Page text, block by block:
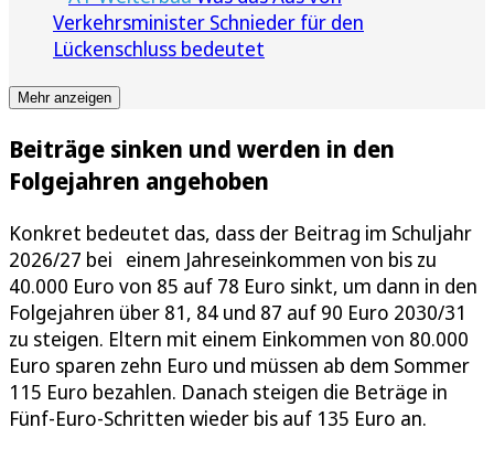
Verkehrsminister Schnieder für den
Lückenschluss bedeutet
Mehr anzeigen
Beiträge sinken und werden in den
Folgejahren angehoben
Konkret bedeutet das, dass der Beitrag im Schuljahr
2026/27 bei einem Jahreseinkommen von bis zu
40.000 Euro von 85 auf 78 Euro sinkt, um dann in den
Folgejahren über 81, 84 und 87 auf 90 Euro 2030/31
zu steigen. Eltern mit einem Einkommen von 80.000
Euro sparen zehn Euro und müssen ab dem Sommer
115 Euro bezahlen. Danach steigen die Beträge in
Fünf-Euro-Schritten wieder bis auf 135 Euro an.